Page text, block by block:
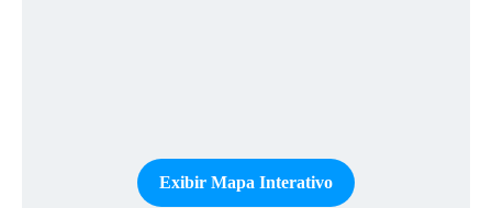
Exibir Mapa Interativo